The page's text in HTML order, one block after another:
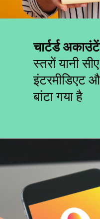
चार्टर्ड
स्तरों यानी
इंटरमीडिएट
बांटा गया है